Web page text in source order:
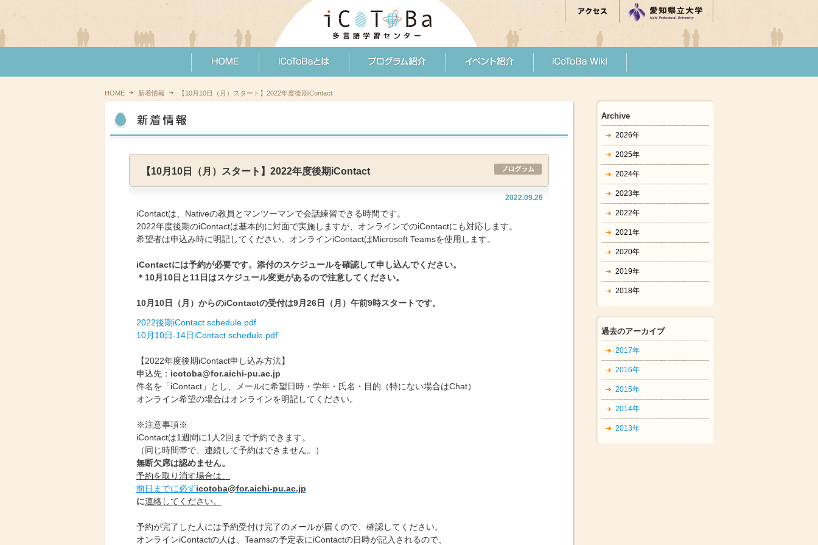
HOME 新着情報 【10月10日（月）スタート】2022年度後期iContact
【10月10日（月）スタート】2022年度後期iContact
2022.09.26
iContactは、Nativeの教員とマンツーマンで会話練習できる時間です。
2022年度後期のiContactは基本的に対面で実施しますが、オンラインでのiContactにも対応します。
希望者は申込み時に明記してください。オンラインiContactはMicrosoft Teamsを使用します。
iContactには予約が必要です。添付のスケジュールを確認して申し込んでください。
＊10月10日と11日はスケジュール変更があるので注意してください。
10月10日（月）からのiContactの受付は9月26日（月）午前9時スタートです。
2022後期iContact schedule.pdf
10月10日-14日iContact schedule.pdf
【2022年度後期iContact申し込み方法】
申込先： icotoba@for.aichi-pu.ac.jp
件名を「iContact」とし、メールに希望日時・学年・氏名・目的（特にない場合はChat）
オンライン希望の場合はオンラインを明記してください。
※注意事項※
iContactは1週間に1人2回まで予約できます。
（同じ時間帯で、連続して予約はできません。）
無断欠席は認めません。
予約を取り消す場合は、
前日までに必ずicotoba@for.aichi-pu.ac.jp
に連絡してください。
予約が完了した人には予約受付け完了のメールが届くので、確認してください。
オンラインiContactの人は、Teamsの予定表にiContactの日時が記入されるので、
Archive
2026年
2025年
2024年
2023年
2022年
2021年
2020年
2019年
2018年
過去のアーカイブ
2017年
2016年
2015年
2014年
2013年